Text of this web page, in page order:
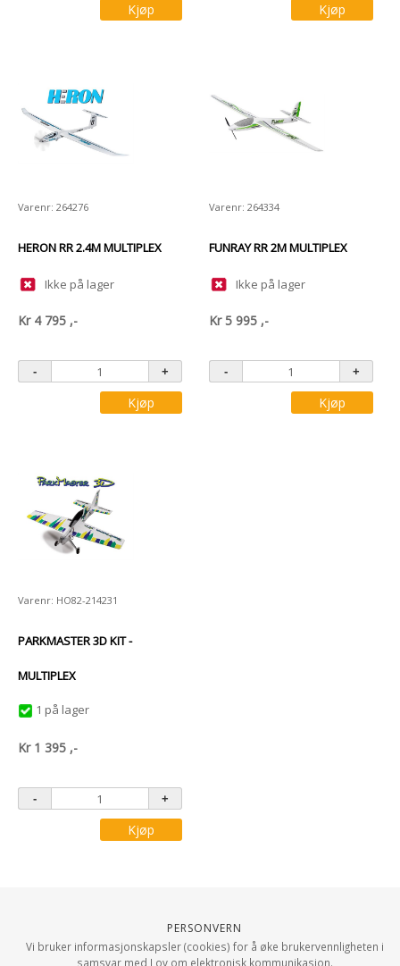
Kjøp Kjøp
Varenr: 264276
HERON RR 2.4M MULTIPLEX
Ikke på lager
Kr 4 795 ,-
Kjøp
Varenr: 264334
FUNRAY RR 2M MULTIPLEX
Ikke på lager
Kr5 995 ,-
Kjøp
Varenr: HO82-214231
PARKMASTER 3D KIT -
MULTIPLEX
1 på lager
Kr 1 395 ,-
Kjøp
Personvern
Vi bruker informasjonskapsler (cookies) for å øke brukervennligheten i
samsvar med Lov om elektronisk kommunikasjon.